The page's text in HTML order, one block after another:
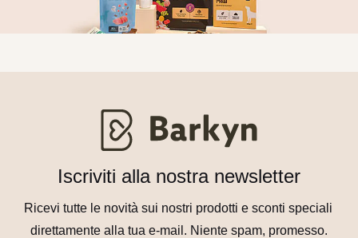
Iscriviti alla nostra newsletter
Ricevi tutte le novità sui nostri prodotti e sconti speciali
direttamente alla tua e-mail. Niente spam, promesso.